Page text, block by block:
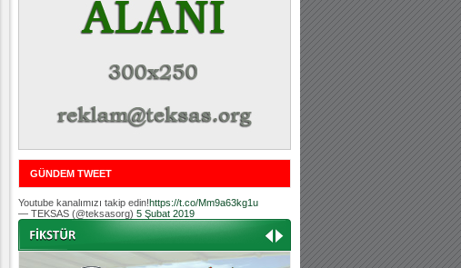
Hoş geldin Göktuğ Bebek!
Teksas.org ekibimizden ve tribünlerimizi
Teksas tribünlerinden Basri İleri'nin dü
Hoş geldin Kerem Bebek!
Tribünlerimizden Mesut Ulusoy'un (Duka)
Hoş geldin Aslan bebek!
Teksas tribününden Kaan İnal'ın dünya ta
Hoş geldin Güneş bebek!
GÜNDEM TWEET
Youtube kanalımızı takip edin!https://t.co/Mm9a63kg1u
— TEKSAS (@teksasorg) 5 Şubat 2019